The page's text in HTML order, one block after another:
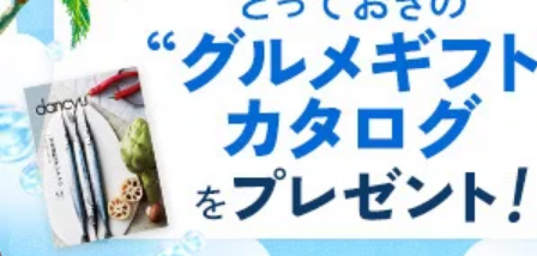
なお、6、7については、パートナー（提携企業）様又は
各SNS運営会社様にご請求いただきますようお願い致し
３．個人情報の第三者提供について
当社は、取得した個人情報を適切に管理し､あらかじめ
本人の同意を得ることなく第三者に提供することはあり
ません。ただし、次の場合は除きます。
法令に基づく場合
人の生命､身体または財産の保護のために必要がある
プレスリリース お問い合わせ
利用規約プライバシーポリシー 特定商取引法に基づく表示
出版社の皆様へ
投資家の皆様へサイトマップ
©︎2002 FUJISAN MAGAZINE SERVICE CO., Ltd.